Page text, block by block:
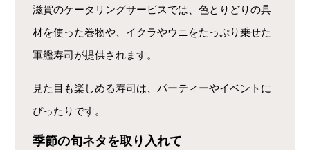
滋賀のケータリングサービスでは、色とりどりの具
材を使った巻物や、イクラやウニをたっぷり乗せた
軍艦寿司が提供されます。
見た目も楽しめる寿司は、パーティーやイベントに
ぴったりです。
季節の旬ネタを取り入れて